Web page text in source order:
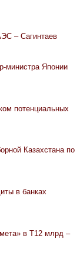
– Сагинтаев
министра Японии
потенциальных
Казахстана по
в банках
в Т12 млрд –